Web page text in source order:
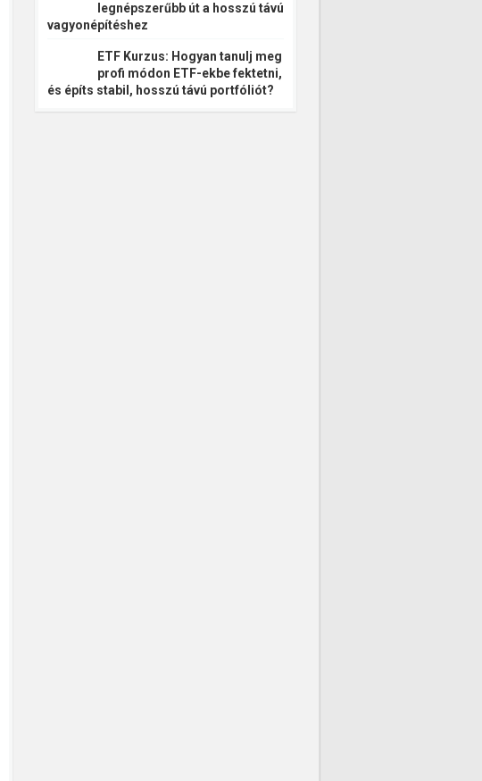
legnépszerűbb út a hosszú távú
vagyonépítéshez
ETF Kurzus: Hogyan tanulj meg
profi módon ETF-ekbe fektetni,
és építs stabil, hosszú távú portfóliót?